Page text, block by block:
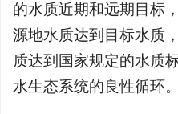
的水质近期和远期目标
源地水质达到目标水质
质达到国家规定的水质
水生态系统的良性循环。